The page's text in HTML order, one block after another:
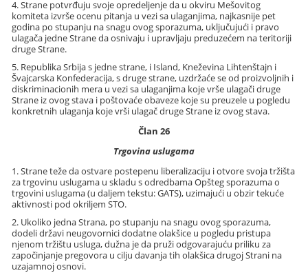
4. Strane potvrđuju svoje opredeljenje da u okviru Mešovitog
komiteta izvrše ocenu pitanja u vezi sa ulaganjima, najkasnije pet
godina po stupanju na snagu ovog sporazuma, uključujući i pravo
ulagača jedne Strane da osnivaju i upravljaju preduzećem na teritoriji
druge Strane.
5. Republika Srbija s jedne strane, i Island, Kneževina Lihtenštajn i
Švajcarska Konfederacija, s druge strane, uzdržaće se od proizvoljnih i
diskriminacionih mera u vezi sa ulaganjima koje vrše ulagači druge
Strane iz ovog stava i poštovaće obaveze koje su preuzele u pogledu
konkretnih ulaganja koje vrši ulagač druge Strane iz ovog stava.
Član 26
Trgovina uslugama
1. Strane teže da ostvare postepenu liberalizaciju i otvore svoja tržišta
za trgovinu uslugama u skladu s odredbama Opšteg sporazuma o
trgovini uslugama (u daljem tekstu: GATS), uzimajući u obzir tekuće
aktivnosti pod okriljem STO.
2. Ukoliko jedna Strana, po stupanju na snagu ovog sporazuma,
dodeli državi neugovornici dodatne olakšice u pogledu pristupa
njenom tržištu usluga, dužna je da pruži odgovarajuću priliku za
započinjanje pregovora u cilju davanja tih olakšica drugoj Strani na
uzajamnoj osnovi.